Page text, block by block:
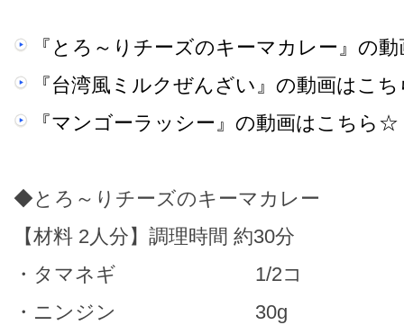
『とろ～りチーズのキーマカレー』の
『台湾風ミルクぜんざい』の動画はこ
『マンゴーラッシー』の動画はこちら☆
◆とろ～りチーズのキーマカレー
【材料 2人分】調理時間 約30分
・タマネギ 1/2コ
・ニンジン 30g